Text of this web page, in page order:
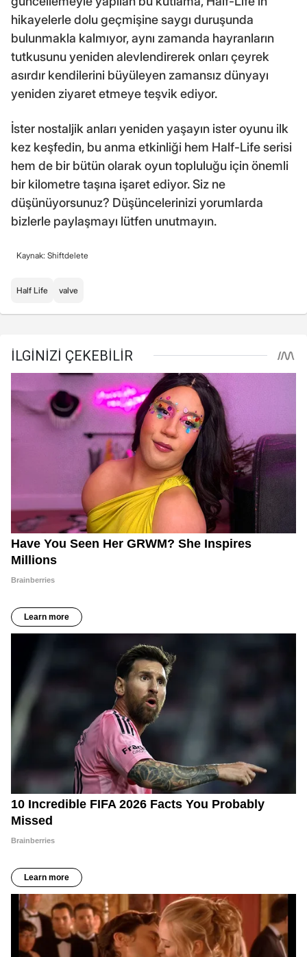
hikayelerle dolu geçmişine saygı duruşunda
bulunmakla kalmıyor, aynı zamanda hayranların
tutkusunu yeniden alevlendirerek onları çeyrek
asırdır kendilerini büyüleyen zamansız dünyayı
yeniden ziyaret etmeye teşvik ediyor.
İster nostaljik anları yeniden yaşayın ister oyunu ilk
kez keşfedin, bu anma etkinliği hem Half-Life serisi
hem de bir bütün olarak oyun topluluğu için önemli
bir kilometre taşına işaret ediyor. Siz ne
düşünüyorsunuz? Düşüncelerinizi yorumlarda
bizlerle paylaşmayı lütfen unutmayın.
Kaynak: Shiftdelete
Half Life valve